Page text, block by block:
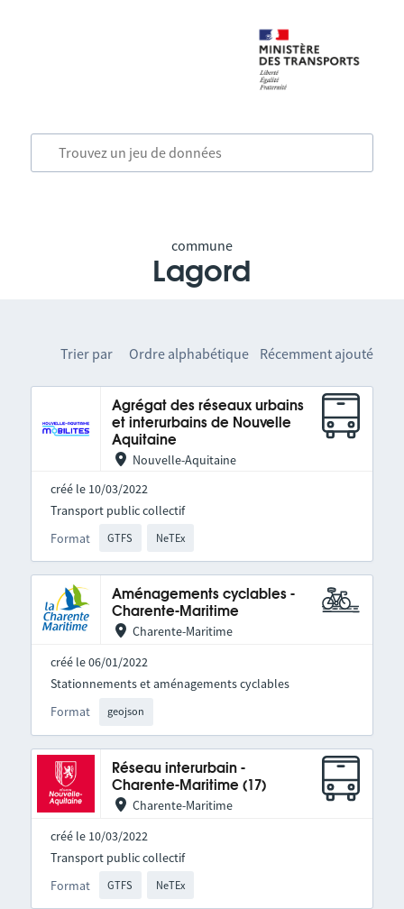
commune
Lagord
Trier par Ordre alphabétique Récemment ajouté
Agrégat des réseaux urbains
et interurbains de Nouvelle
Aquitaine
Nouvelle-Aquitaine
créé le 10/03/2022
Format GTFS NeTEx
Transport public collectif
Aménagements cyclables -
Charente-Maritime
Charente-Maritime
créé le 06/01/2022
Format geojson
Stationnements et aménagements cyclables
Réseau interurbain -
Charente-Maritime (17)
Charente-Maritime
créé le 10/03/2022
Format GTFS NeTEx
Transport public collectif